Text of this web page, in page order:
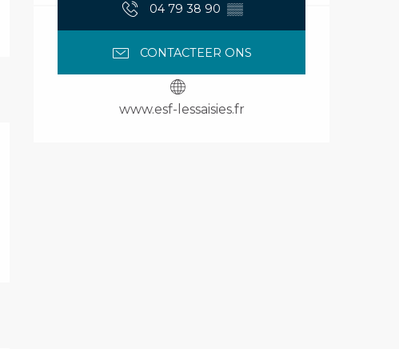
04 79 38 90 ▒▒
CONTACTEER ONS
www.esf-lessaisies.fr